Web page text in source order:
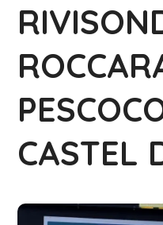
CASTEL